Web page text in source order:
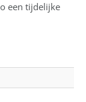
een tijdelijke